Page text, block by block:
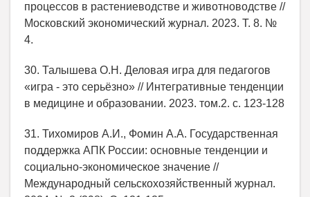
процессов в растениеводстве и животноводстве //
Московский экономический журнал. 2023. Т. 8. №
4.
30. Талышева О.Н. Деловая игра для педагогов
«игра - это серьёзно» // Интегративные тенденции
в медицине и образовании. 2023. том.2. с. 123-128
31. Тихомиров А.И., Фомин А.А. Государственная
поддержка АПК России: основные тенденции и
социально-экономическое значение //
Международный сельскохозяйственный журнал.